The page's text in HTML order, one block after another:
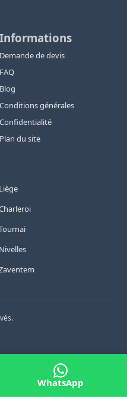
Informations
Demande de devis
FAQ
Blog
Conditions générales
Confidentialité
Plan du site
Liège
Nivelles